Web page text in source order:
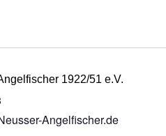
1922/51 e.V.
Angelfischer.de